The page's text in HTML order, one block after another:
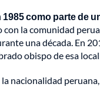
1985 como parte de
la comunidad
una década. En
obispo de esa
nacionalidad